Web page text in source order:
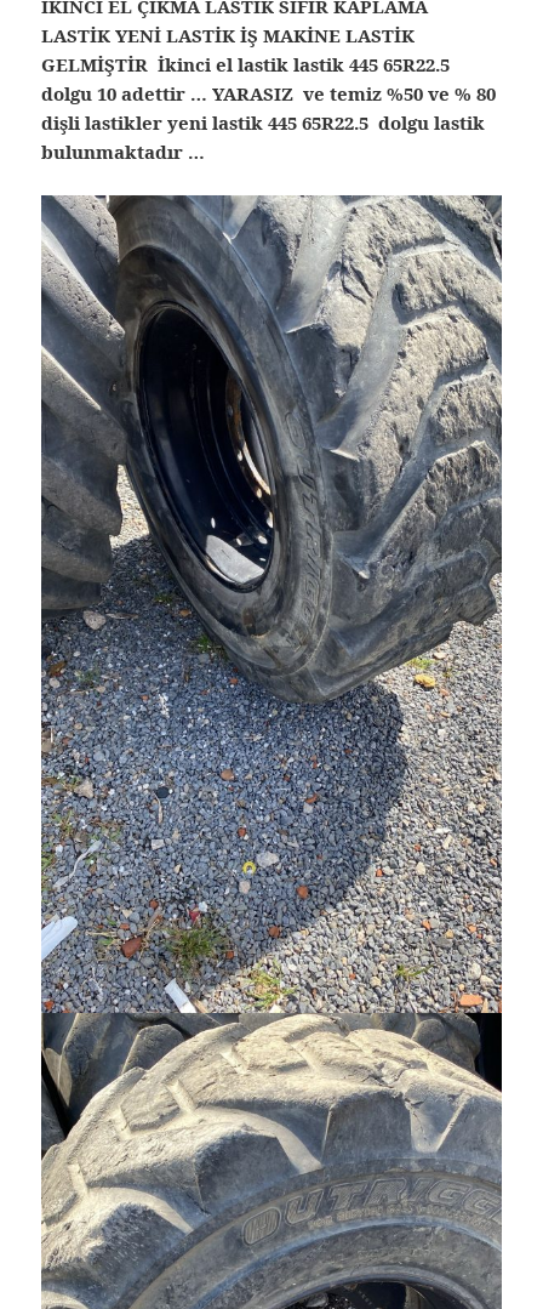
İKİNCİ EL ÇIKMA LASTİK SIFIR KAPLAMA
LASTİK YENİ LASTİK İŞ MAKİNE LASTİK
GELMİŞTİR İkinci el lastik lastik 445 65R22.5
dolgu 10 adettir … YARASIZ ve temiz %50 ve % 80
dişli lastikler yeni lastik 445 65R22.5 dolgu lastik
bulunmaktadır …